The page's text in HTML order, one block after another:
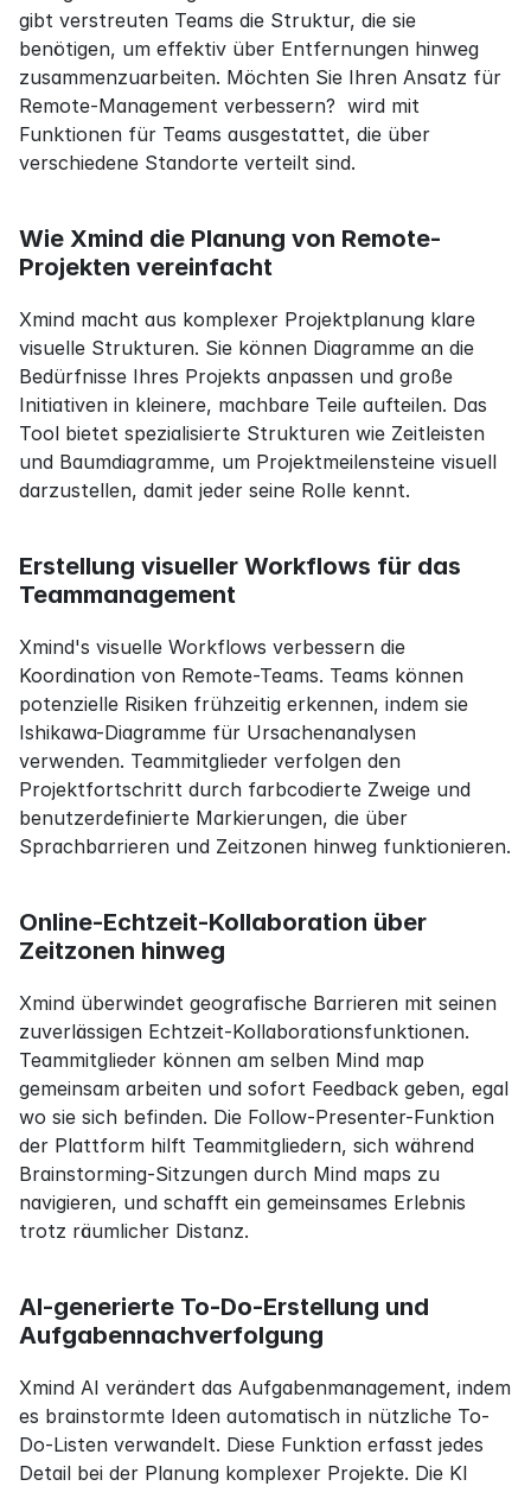
gibt verstreuten Teams die Struktur, die sie
benötigen, um effektiv über Entfernungen hinweg
zusammenzuarbeiten. Möchten Sie Ihren Ansatz für
Remote-Management verbessern?  wird mit
Funktionen für Teams ausgestattet, die über
verschiedene Standorte verteilt sind.
Wie Xmind die Planung von Remote-
Projekten vereinfacht
Xmind macht aus komplexer Projektplanung klare
visuelle Strukturen. Sie können Diagramme an die
Bedürfnisse Ihres Projekts anpassen und große
Initiativen in kleinere, machbare Teile aufteilen. Das
Tool bietet spezialisierte Strukturen wie Zeitleisten
und Baumdiagramme, um Projektmeilensteine visuell
darzustellen, damit jeder seine Rolle kennt.
Erstellung visueller Workflows für das
Teammanagement
Xmind's visuelle Workflows verbessern die
Koordination von Remote-Teams. Teams können
potenzielle Risiken frühzeitig erkennen, indem sie
Ishikawa-Diagramme für Ursachenanalysen
verwenden. Teammitglieder verfolgen den
Projektfortschritt durch farbcodierte Zweige und
benutzerdefinierte Markierungen, die über
Sprachbarrieren und Zeitzonen hinweg funktionieren.
Online-Echtzeit-Kollaboration über
Zeitzonen hinweg
Xmind überwindet geografische Barrieren mit seinen
zuverlässigen Echtzeit-Kollaborationsfunktionen.
Teammitglieder können am selben Mind map
gemeinsam arbeiten und sofort Feedback geben, egal
wo sie sich befinden. Die Follow-Presenter-Funktion
der Plattform hilft Teammitgliedern, sich während
Brainstorming-Sitzungen durch Mind maps zu
navigieren, und schafft ein gemeinsames Erlebnis
trotz räumlicher Distanz.
AI-generierte To-Do-Erstellung und
Aufgabennachverfolgung
Xmind AI verändert das Aufgabenmanagement, indem
es brainstormte Ideen automatisch in nützliche To-
Do-Listen verwandelt. Diese Funktion erfasst jedes
Detail bei der Planung komplexer Projekte. Die KI